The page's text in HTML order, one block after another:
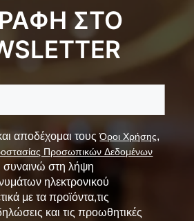
ΣΤΟ
αποδέχομαι τουςΌροι Χρήσης,
Προσωπικών Δεδομένων
συναινώ στη λήψη
ηλεκτρονικού
με τα προϊόντα,τις
και τις προωθητικές